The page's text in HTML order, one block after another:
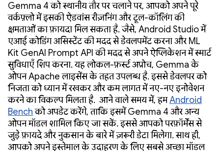
Gemma 4 को स्थानीय तौर पर चलाने पर, आपको अपने पूरे
वर्कफ़्लो में इसकी ऐडवांस रीज़निंग और टूल-कॉलिंग की
क्षमताओं का फ़ायदा मिल सकता है. जैसे, Android Studio में
एआई कोडिंग असिस्टेंट की मदद से डेवलपमेंट करना और ML
Kit GenAI Prompt API की मदद से अपने ऐप्लिकेशन में स्मार्ट
सुविधाएँ शिप करना. यह लोकल-फ़र्स्ट अप्रोच, Gemma के
ओपन Apache लाइसेंस के तहत उपलब्ध है. इससे डेवलपर को
निजता को ध्यान में रखकर और कम लागत में नए-नए इनोवेशन
करने का विकल्प मिलता है. आने वाले समय में, हमAndroid
Benchको अपडेट करेंगे, ताकि इसमें Gemma 4 और अन्य
ओपन मॉडल शामिल किए जा सकें. इससे आपको परफ़ॉर्मेंस से
जुड़े फ़ायदे और नुकसान के बारे में ज़रूरी डेटा मिलेगा. साथ ही,
आपको अपने इस्तेमाल के उदाहरण के लिए सबसे अच्छा मॉडल